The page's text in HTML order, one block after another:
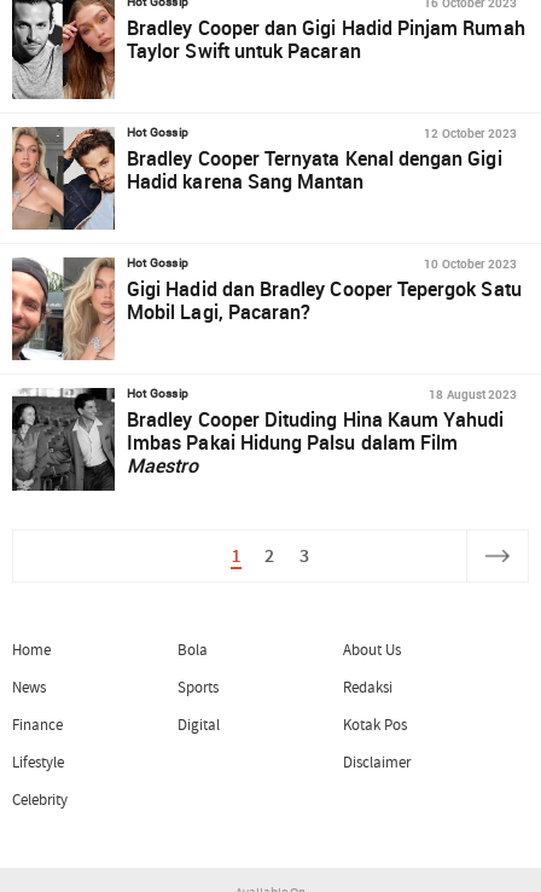
Bradley Cooper dan Gigi Hadid Pinjam Rumah
Taylor Swift untuk Pacaran
Hot Gossip 12 October 2023
Bradley Cooper Ternyata Kenal dengan Gigi
Hadid karena Sang Mantan
Hot Gossip 10 October 2023
Gigi Hadid dan Bradley Cooper Tepergok Satu
Mobil Lagi, Pacaran?
Hot Gossip 18 August 2023
Bradley Cooper Dituding Hina Kaum Yahudi
Imbas Pakai Hidung Palsu dalam Film
Maestro
1 2 3
Home
News
Finance
Lifestyle
Celebrity
Bola
Sports
Digital
About Us
Redaksi
Kotak Pos
Disclaimer